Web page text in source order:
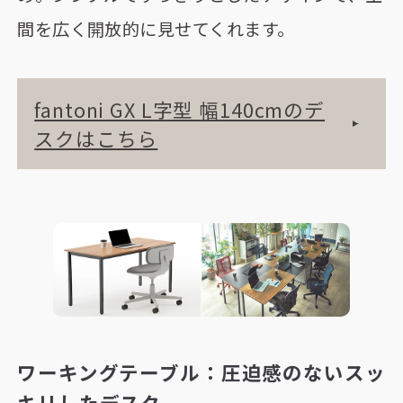
間を広く開放的に見せてくれます。
fantoni GX L字型 幅140cmのデ
スクはこちら
ワーキングテーブル：圧迫感のないスッ